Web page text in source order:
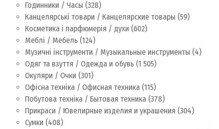
Годинники / Часы (328)
Канцелярські товари / Канцелярские товары (59)
Косметика і парфюмерія / духи (602)
Меблі / Мебель (124)
Музичні інструменти / Музыкальные инструменты (4)
Одяг та взуття / Одежда и обувь (1 505)
Окуляри / Очки (301)
Офісна техніка / Офисная техника (115)
Побутова техніка / Бытовая техника (378)
Прикраси / Ювелирные изделия и украшения (304)
Сумки (408)